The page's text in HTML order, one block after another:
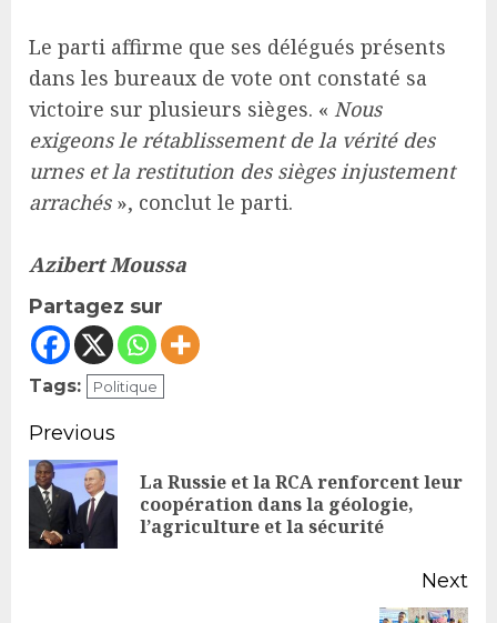
Le parti affirme que ses délégués présents
dans les bureaux de vote ont constaté sa
victoire sur plusieurs sièges. « Nous
exigeons le rétablissement de la vérité des
urnes et la restitution des sièges injustement
arrachés », conclut le parti.
Azibert Moussa
Partagez sur
Tags: Politique
Continue
Reading
Previous
La Russie et la RCA renforcent leur
coopération dans la géologie,
l’agriculture et la sécurité
Next